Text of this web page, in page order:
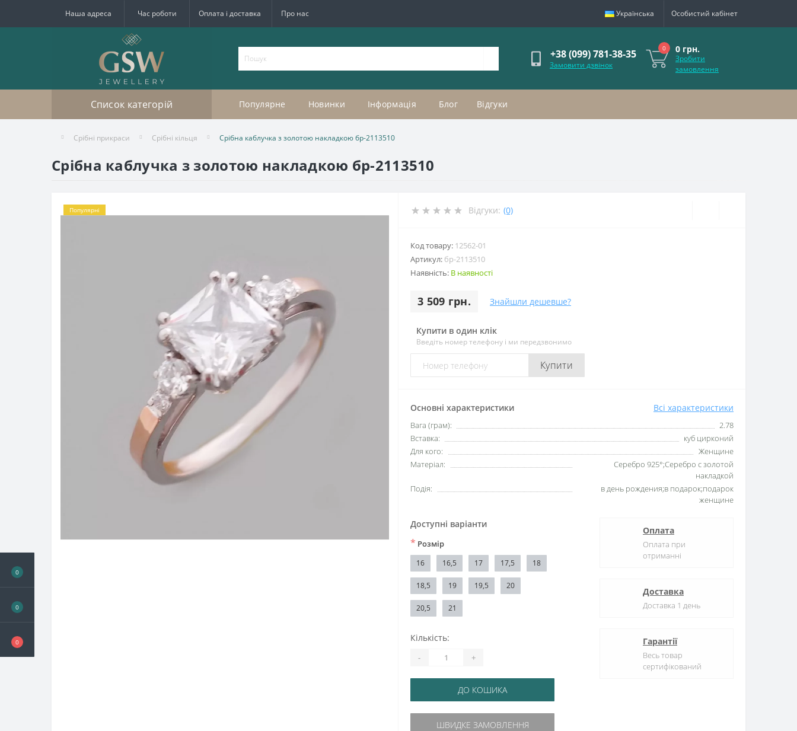
0
0
0
Наша адреса Час роботи Оплата і доставка Про нас Українська Особистий кабінет
+38 (099) 781-38-35
Замовити дзвінок
0 0 грн.
Зробити
замовлення
Список категорій Популярне Новинки Інформація Блог Відгуки
Срібні прикраси Срібні кільця Срібна каблучка з золотою накладкою бр-2113510
Срібна каблучка з золотою накладкою бр-2113510
Популярні Відгуки: (0)
Код товару: 12562-01
Артикул: бр-2113510
Наявність: В наявності
3 509 грн. Знайшли дешевше?
Купити в один клік
Введіть номер телефону і ми передзвонимо
Купити
Основні характеристики Всі характеристики
Вага (грам):
2.78
Вставка:
куб цирконий
Для кого:
Женщине
Матеріал:
Серебро 925°;Серебро с золотой
накладкой
Подія:
в день рождения;в подарок;подарок
женщине
Доступні варіанти
* Розмір
16 16,5 17 17,5 18
18,5 19 19,5 20
20,5 21
Кількість:
- +
ДО КОШИКА
ШВИДКЕ ЗАМОВЛЕННЯ
Оплата
Оплата при
отриманні
Доставка
Доставка 1 день
Гарантії
Весь товар
сертифікований